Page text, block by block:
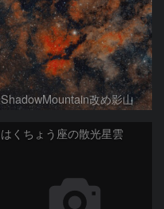
ShadowMountain改め影山
はくちょう座の散光星雲